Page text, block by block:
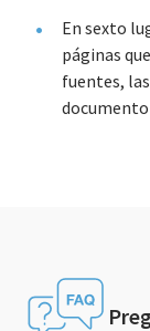
En sexto
páginas
fuentes,